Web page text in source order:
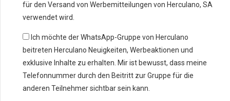
für den Versand von Werbemitteilungen von Herculano, SA
verwendet wird.
Ich möchte der WhatsApp-Gruppe von Herculano
beitreten Herculano Neuigkeiten, Werbeaktionen und
exklusive Inhalte zu erhalten. Mir ist bewusst, dass meine
Telefonnummer durch den Beitritt zur Gruppe für die
anderen Teilnehmer sichtbar sein kann.